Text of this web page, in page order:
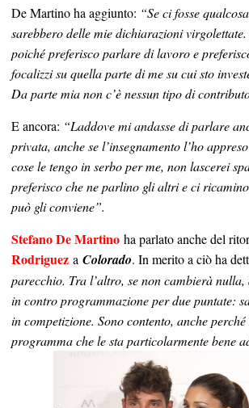
De Martino ha aggiunto: “Se ci fosse
sarebbero delle mie dichiarazioni
poiché preferisco parlare di lavoro e
focalizzi su quella parte di me su cui sto
Da parte mia non c’è nessun tipo di
E ancora: “Laddove mi andasse di parlare
privata, anche se l’insegnamento l’ho
cose le tengo in serbo per me, non lascerei
preferisco che ne parlino gli altri e ci
può gli conviene”.
Stefano De Martino ha parlato anche del
Rodriguez a Colorado. In merito a ciò ha
parecchio. Tra l’altro, se non cambierà
in contro programmazione per due puntate:
in competizione. Sono contento, anche
programma che le sta particolarmente bene